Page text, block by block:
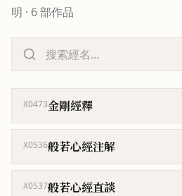
明 · 6部作品
X0473金剛經釋
X0536般若心經注解
X0537般若心經直談